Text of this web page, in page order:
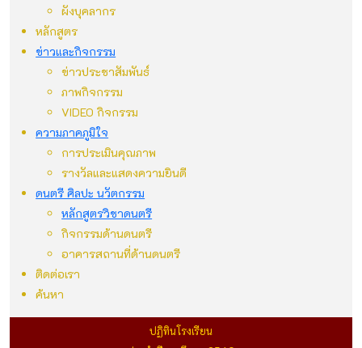
ผังบุคลากร
หลักสูตร
ข่าวและกิจกรรม
ข่าวประชาสัมพันธ์
ภาพกิจกรรม
VIDEO กิจกรรม
ความภาคภูมิใจ
การประเมินคุณภาพ
รางวัลและแสดงความยินดี
ดนตรี ศิลปะ นวัตกรรม
หลักสูตรวิชาดนตรี
กิจกรรมด้านดนตรี
อาคารสถานที่ด้านดนตรี
ติดต่อเรา
ค้นหา
ปฏิทินโรงเรียน